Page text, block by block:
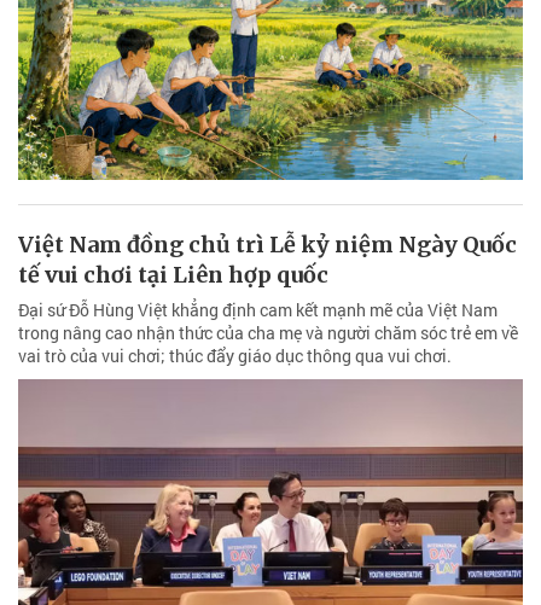
Việt Nam đồng chủ trì Lễ kỷ niệm Ngày Quốc
tế vui chơi tại Liên hợp quốc
Đại sứ Đỗ Hùng Việt khẳng định cam kết mạnh mẽ của Việt Nam
trong nâng cao nhận thức của cha mẹ và người chăm sóc trẻ em về
vai trò của vui chơi; thúc đẩy giáo dục thông qua vui chơi.